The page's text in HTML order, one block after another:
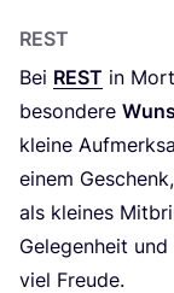
REST
Bei REST in
beson­de­re
klei­ne
einem
als klei­nes
Gele­gen­heit
viel Freude.